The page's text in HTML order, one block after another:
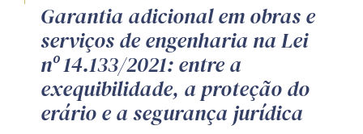
Garantia adicional em obras e
serviços de engenharia na Lei
nº 14.133/2021: entre a
exequibilidade, a proteção do
erário e a segurança jurídica